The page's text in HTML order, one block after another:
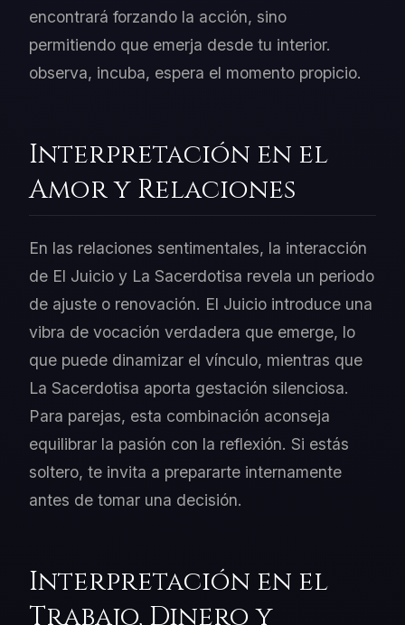
encontrará forzando la acción, sino
permitiendo que emerja desde tu interior.
observa, incuba, espera el momento propicio.
Interpretación en el
Amor y Relaciones
En las relaciones sentimentales, la interacción
de El Juicio y La Sacerdotisa revela un periodo
de ajuste o renovación. El Juicio introduce una
vibra de vocación verdadera que emerge, lo
que puede dinamizar el vínculo, mientras que
La Sacerdotisa aporta gestación silenciosa.
Para parejas, esta combinación aconseja
equilibrar la pasión con la reflexión. Si estás
soltero, te invita a prepararte internamente
antes de tomar una decisión.
Interpretación en el
Trabajo, Dinero y